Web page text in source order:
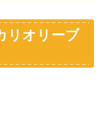
リオリーブ